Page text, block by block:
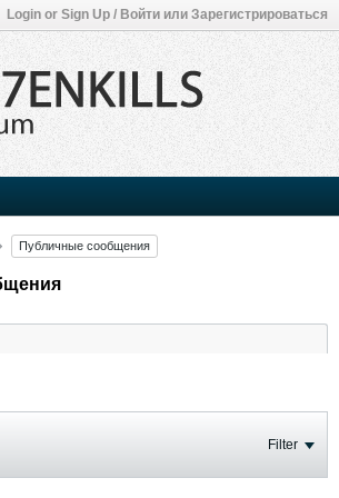
Login or Sign Up / Войти или Зарегистрироваться
Публичные сообщения
Filter